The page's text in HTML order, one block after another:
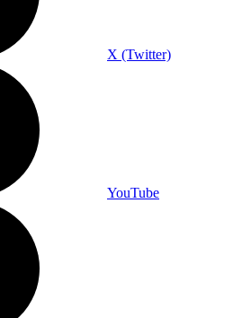
X (Twitter)
YouTube